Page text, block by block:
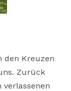
den Kreuzen
Zurück